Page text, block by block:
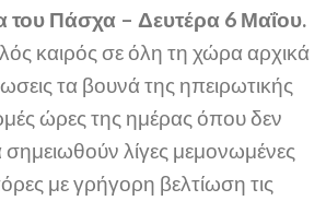
του Πάσχα – Δευτέρα 6 Μαΐου.
καιρός σε όλη τη χώρα αρχικά
τα βουνά της ηπειρωτικής
ώρες της ημέρας όπου δεν
σημειωθούν λίγες μεμονωμένες
με γρήγορη βελτίωση τις